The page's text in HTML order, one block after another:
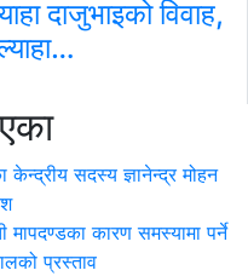
सदस्य ज्ञानेन्द्र मोहन
कारण समस्यामा पर्ने
प्रस्ताव